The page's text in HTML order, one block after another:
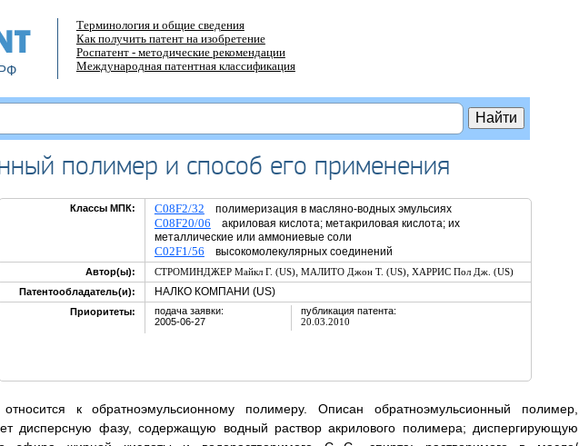
Терминология и общие сведения
Как получить патент на изобретение
Роспатент - методические рекомендации
Международная патентная классификация
полимер и способ его применения
Классы МПК: C08F2/32 полимеризация в масляно-водных эмульсиях
C08F20/06 акриловая кислота; метакриловая кислота; их
металлические или аммониевые соли
C02F1/56 высокомолекулярных соединений
Автор(ы): СТРОМИНДЖЕР Майкл Г. (US), МАЛИТО Джон Т. (US), ХАРРИС Пол Дж. (US)
Патентообладатель(и):
НАЛКО КОМПАНИ (US)
Приоритеты:
подача заявки:
2005-06-27
публикация патента:
20.03.2010
к обратноэмульсионному полимеру. Описан обратноэмульсионный полимер,
дисперсную фазу, содержащую водный раствор акрилового полимера; диспергирующую